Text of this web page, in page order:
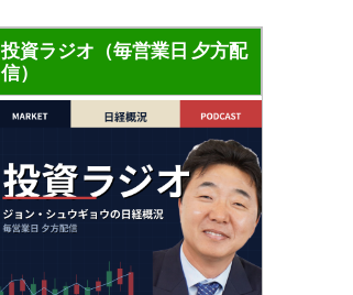
投資ラジオ（毎営業日 夕方配
信）